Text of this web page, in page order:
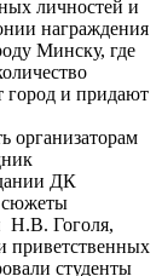
личностей и
награждения
Минску, где
город и придают
организаторам
ДК
сюжеты
Н.В. Гоголя,
приветственных
студенты